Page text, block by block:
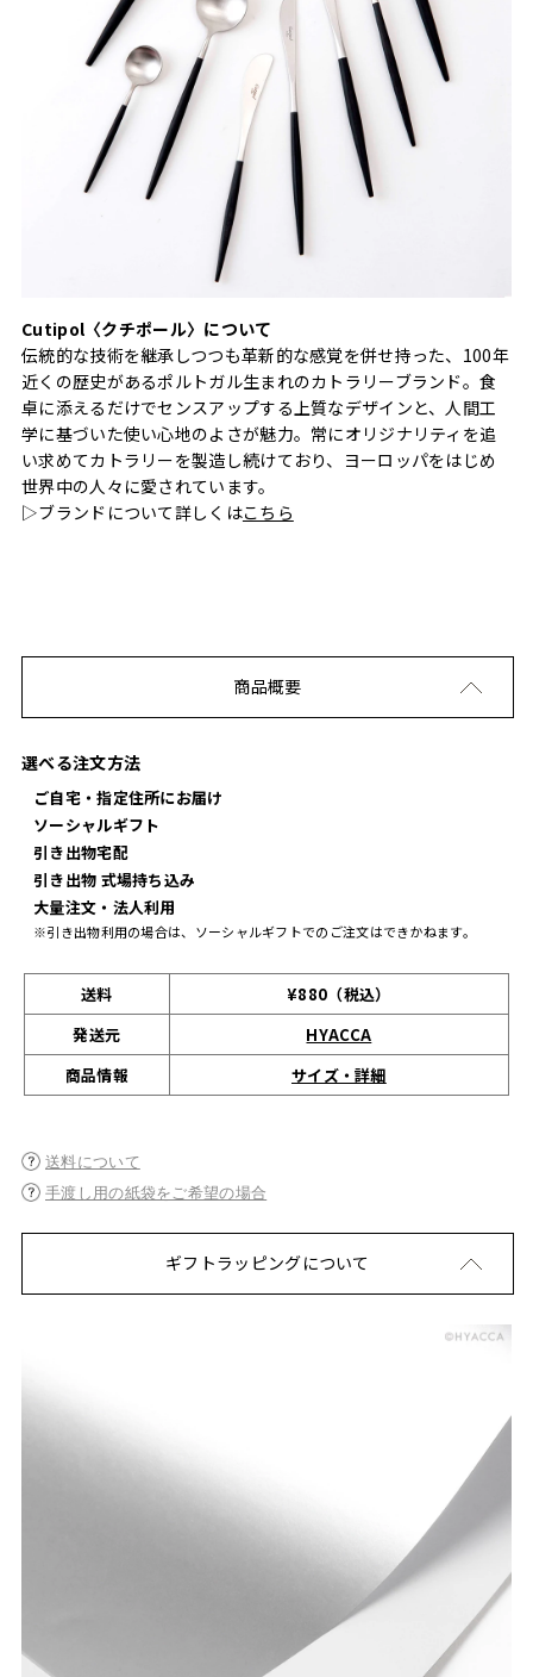
Cutipol〈クチポール〉について
伝統的な技術を継承しつつも革新的な感覚を併せ持った、100年
近くの歴史があるポルトガル生まれのカトラリーブランド。食
卓に添えるだけでセンスアップする上質なデザインと、人間工
学に基づいた使い心地のよさが魅力。常にオリジナリティを追
い求めてカトラリーを製造し続けており、ヨーロッパをはじめ
世界中の人々に愛されています。
▷ブランドについて詳しくはこちら
商品概要
選べる注文方法
ご自宅・指定住所にお届け
ソーシャルギフト
引き出物宅配
引き出物 式場持ち込み
大量注文・法人利用
※引き出物利用の場合は、ソーシャルギフトでのご注文はできかねます。
送料
¥880（税込）
発送元
HYACCA
商品情報
サイズ・詳細
送料について
手渡し用の紙袋をご希望の場合
ギフトラッピングについて